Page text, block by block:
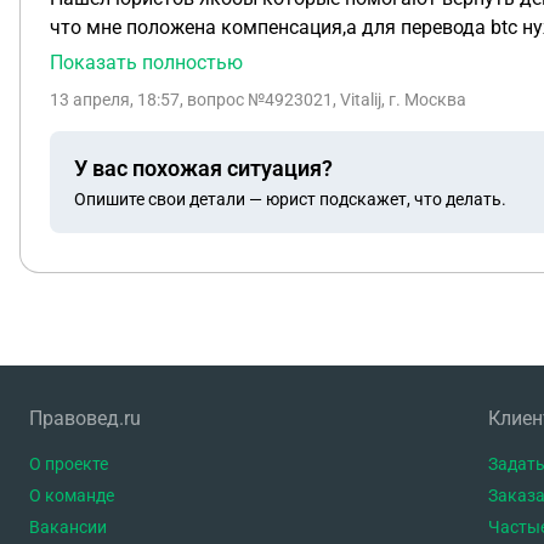
что мне положена компенсация,а для перевода btc
письмо на сайт банка,мне сказали что нужно
оплаты этого овердрафта центро банк этого банка
Показать полностью
13 апреля, 18:57, вопрос №4923021, Vitalij, г. Москва
У вас похожая ситуация?
Опишите свои детали — юрист подскажет, что делать.
Правовед.ru
О проекте
О команде
Вакансии